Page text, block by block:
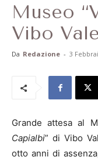
Museo
Vibo
Da Redazione - 3
Grande attesa al
Capialbi” di Vibo
otto anni di